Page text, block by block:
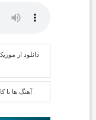
دانلود از
آهنگ ها با